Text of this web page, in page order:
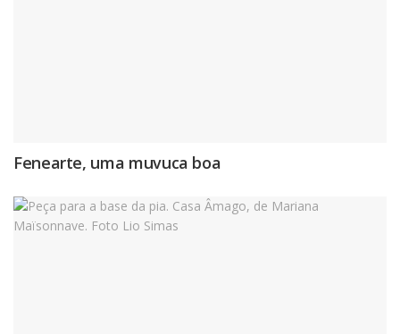
Fenearte, uma muvuca boa